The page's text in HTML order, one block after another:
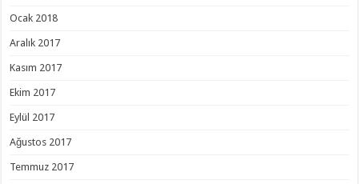
Ocak 2018
Aralık 2017
Kasım 2017
Ekim 2017
Eylül 2017
Ağustos 2017
Temmuz 2017